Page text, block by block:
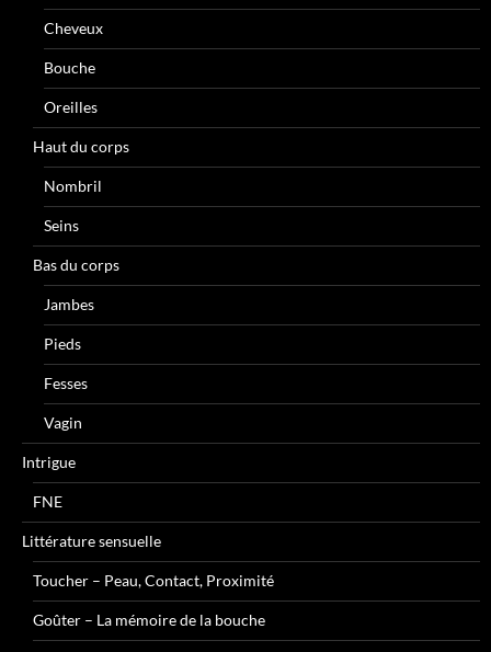
Cheveux
Bouche
Oreilles
Haut du corps
Nombril
Seins
Bas du corps
Jambes
Pieds
Fesses
Vagin
Intrigue
FNE
Littérature sensuelle
Toucher – Peau, Contact, Proximité
Goûter – La mémoire de la bouche